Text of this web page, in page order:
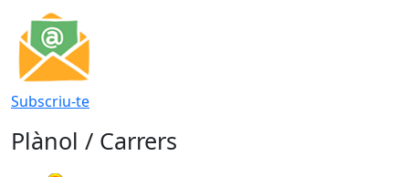
Subscriu-te
Plànol / Carrers